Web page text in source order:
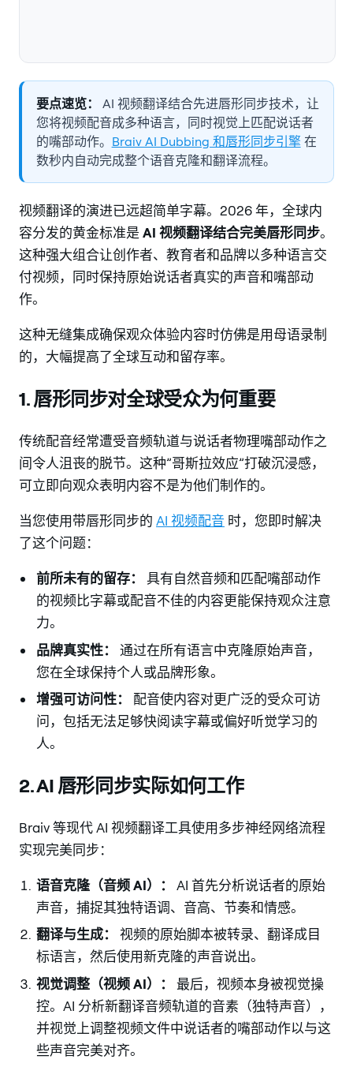
要点速览：
AI 视频翻译结合先进唇形同步技术，让
您将视频配音成多种语言，同时视觉上匹配说话者
的嘴部动作。 Braiv AI Dubbing 和唇形同步引擎在
数秒内自动完成整个语音克隆和翻译流程。
视频翻译的演进已远超简单字幕。2026 年，全球内
容分发的黄金标准是 AI 视频翻译结合完美唇形同步。
这种强大组合让创作者、教育者和品牌以多种语言交
付视频，同时保持原始说话者真实的声音和嘴部动
作。
这种无缝集成确保观众体验内容时仿佛是用母语录制
的，大幅提高了全球互动和留存率。
1. 唇形同步对全球受众为何重要
传统配音经常遭受音频轨道与说话者物理嘴部动作之
间令人沮丧的脱节。这种”哥斯拉效应”打破沉浸感，
可立即向观众表明内容不是为他们制作的。
当您使用带唇形同步的 AI 视频配音 时，您即时解决
了这个问题：
前所未有的留存：
具有自然音频和匹配嘴部动作
的视频比字幕或配音不佳的内容更能保持观众注意
力。
品牌真实性：
通过在所有语言中克隆原始声音，
您在全球保持个人或品牌形象。
增强可访问性：
配音使内容对更广泛的受众可访
问，包括无法足够快阅读字幕或偏好听觉学习的
人。
2. AI 唇形同步实际如何工作
Braiv 等现代 AI 视频翻译工具使用多步神经网络流程
实现完美同步：
语音克隆（音频 AI）：
AI 首先分析说话者的原始
声音，捕捉其独特语调、音高、节奏和情感。
翻译与生成：
视频的原始脚本被转录、翻译成目
标语言，然后使用新克隆的声音说出。
视觉调整（视频 AI）：
最后，视频本身被视觉操
控。AI 分析新翻译音频轨道的音素（独特声音），
并视觉上调整视频文件中说话者的嘴部动作以与这
些声音完美对齐。